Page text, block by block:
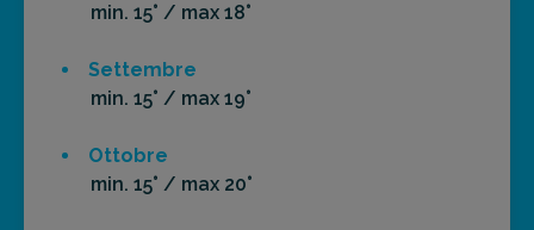
min. 15° / max 18°
Settembre
min. 15° / max 19°
Ottobre
min. 15° / max 20°